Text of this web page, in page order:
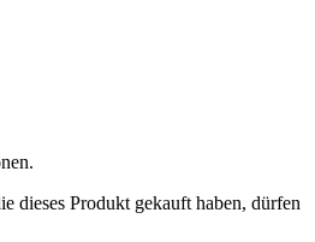
dieses Produkt gekauft haben, dürfen